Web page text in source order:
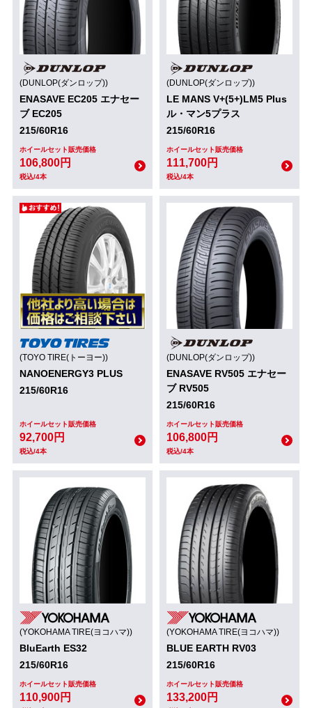
(DUNLOP(ダンロップ))
ENASAVE EC205 エナセー
ブ EC205
215/60R16
ホイールセット販売価格
106,800円
税込/4本
(DUNLOP(ダンロップ))
LE MANS V+(5+)LM5 Plus
ル・マン5プラス
215/60R16
ホイールセット販売価格
111,700円
税込/4本
(TOYO TIRE(トーヨー))
NANOENERGY3 PLUS
215/60R16
ホイールセット販売価格
92,700円
税込/4本
(DUNLOP(ダンロップ))
ENASAVE RV505 エナセー
ブ RV505
215/60R16
ホイールセット販売価格
106,800円
税込/4本
(YOKOHAMA TIRE(ヨコハマ))
BluEarth ES32
215/60R16
ホイールセット販売価格
110,900円
(YOKOHAMA TIRE(ヨコハマ))
BLUE EARTH RV03
215/60R16
ホイールセット販売価格
133,200円